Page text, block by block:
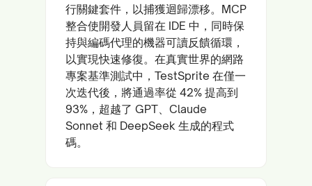
行關鍵套件，以捕獲迴歸漂移。MCP
整合使開發人員留在 IDE 中，同時保
持與編碼代理的機器可讀反饋循環，
以實現快速修復。在真實世界的網路
專案基準測試中，TestSprite 在僅一
次迭代後，將通過率從 42% 提高到
93%，超越了 GPT、Claude
Sonnet 和 DeepSeek 生成的程式
碼。